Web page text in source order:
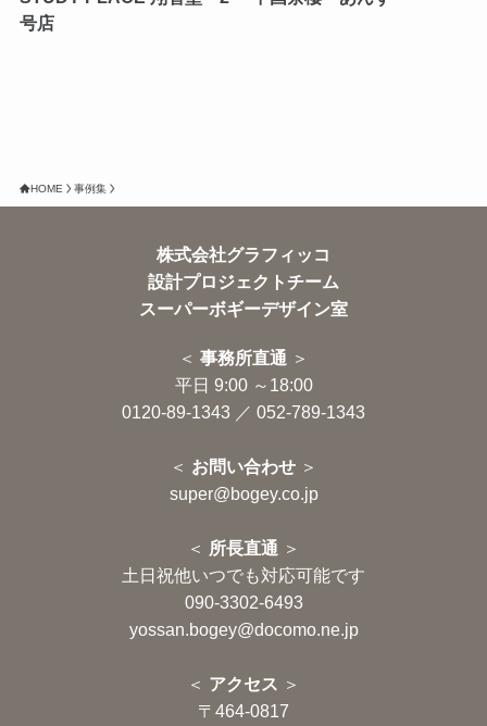
号店
HOME 事例集
株式会社グラフィッコ
設計プロジェクトチーム
スーパーボギーデザイン室
＜ 事務所直通 ＞
平日 9:00 ～18:00
0120-89-1343 ／ 052-789-1343
＜ お問い合わせ ＞
super@bogey.co.jp
＜ 所長直通 ＞
土日祝他いつでも対応可能です
090-3302-6493
yossan.bogey@docomo.ne.jp
＜ アクセス ＞
〒464-0817